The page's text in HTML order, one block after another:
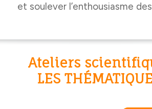
et soulever l’enthousiasme
Ateliers
LES